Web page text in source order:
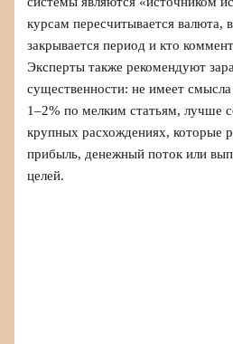
курсам пересчитывается валюта,
закрывается период и кто
Эксперты также рекомендуют
существенности: не имеет
1–2% по мелким статьям, лучше
крупных расхождениях, которые
прибыль, денежный поток или
целей.